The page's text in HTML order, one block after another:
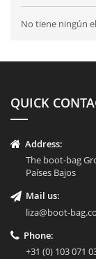
No tiene ningún
QUICK
Address:
The boot-bag
Países Bajos
Mail us:
liza@boot-
Phone:
+31 (0) 103 071